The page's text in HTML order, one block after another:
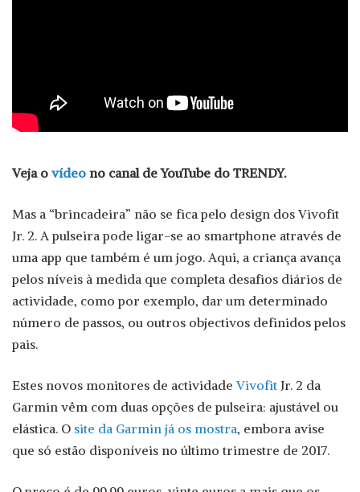
Veja o vídeo no canal de YouTube do TRENDY.
Mas a “brincadeira” não se fica pelo design dos Vivofit
Jr. 2. A pulseira pode ligar-se ao smartphone através de
uma app que também é um jogo. Aqui, a criança avança
pelos níveis à medida que completa desafios diários de
actividade, como por exemplo, dar um determinado
número de passos, ou outros objectivos definidos pelos
pais.
Estes novos monitores de actividadeVivofit Jr. 2 da
Garmin vêm com duas opções de pulseira: ajustável ou
elástica. O site da Garmin já os mostra, embora avise
que só estão disponíveis no último trimestre de 2017.